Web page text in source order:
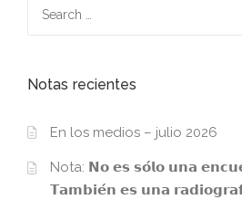
Notas recientes
En los medios – julio 2026
Nota: 𝗡𝗼 𝗲𝘀 𝘀𝗼́𝗹𝗼 𝘂𝗻𝗮
𝗧𝗮𝗺𝗯𝗶𝗲́𝗻 𝗲𝘀 𝘂𝗻𝗮